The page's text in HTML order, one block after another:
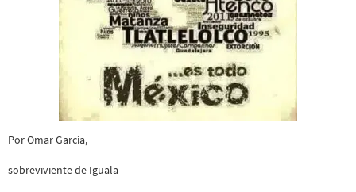
Por Omar García,
sobreviviente de Iguala